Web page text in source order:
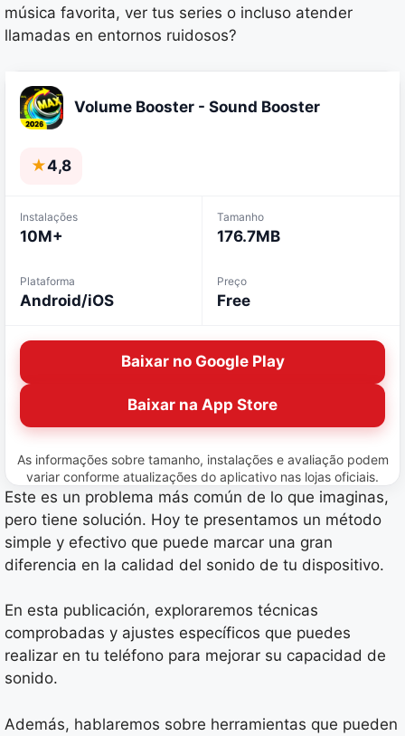
música favorita, ver tus series o incluso atender
llamadas en entornos ruidosos?
Volume Booster - Sound Booster
★4,8
Instalações
10M+
Tamanho
176.7MB
Plataforma
Android/iOS
Preço
Free
Baixar no Google Play
Baixar na App Store
As informações sobre tamanho, instalações e avaliação podem
variar conforme atualizações do aplicativo nas lojas oficiais.
Este es un problema más común de lo que imaginas,
pero tiene solución. Hoy te presentamos un método
simple y efectivo que puede marcar una gran
diferencia en la calidad del sonido de tu dispositivo.
En esta publicación, exploraremos técnicas
comprobadas y ajustes específicos que puedes
realizar en tu teléfono para mejorar su capacidad de
sonido.
Además, hablaremos sobre herramientas que pueden